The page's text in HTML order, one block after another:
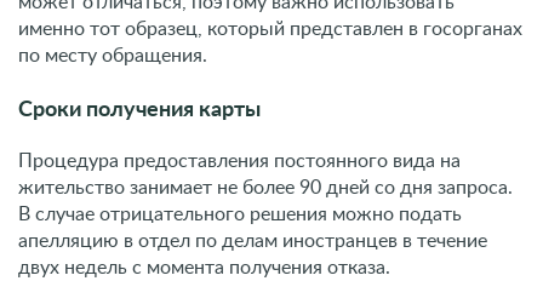
именно тот образец, который представлен в госорганах
по месту обращения.
Сроки получения карты
Процедура предоставления постоянного вида на
жительство занимает не более 90 дней со дня запроса.
В случае отрицательного решения можно подать
апелляцию в отдел по делам иностранцев в течение
двух недель с момента получения отказа.